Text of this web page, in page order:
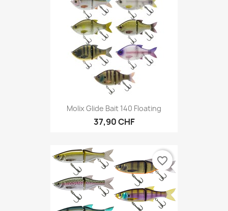
Molix Glide Bait 140 Floating
37,90 CHF
favorite_border